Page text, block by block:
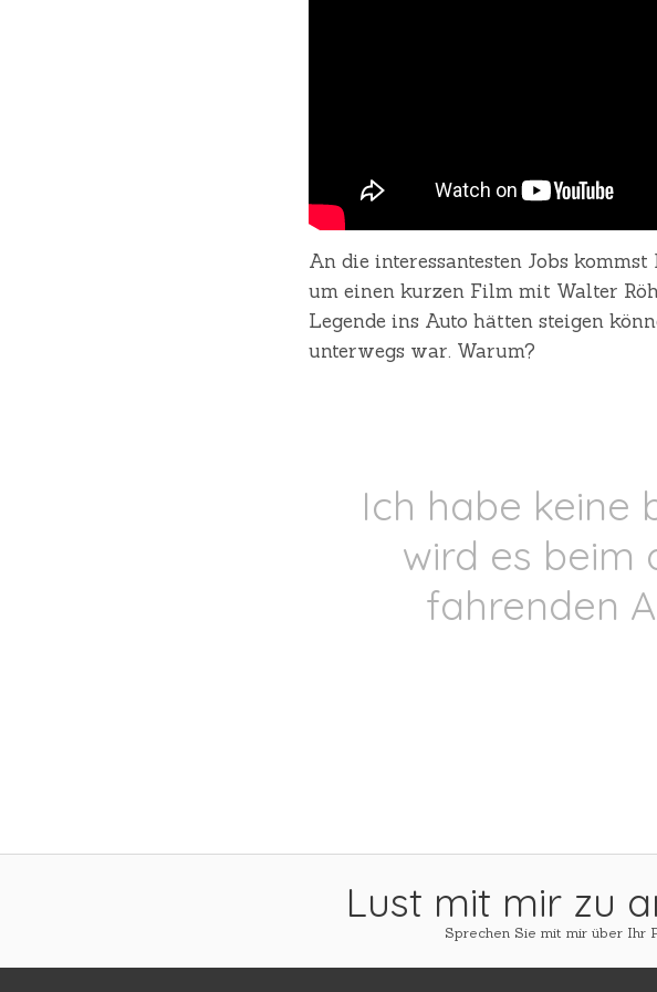
An die interessantesten Jobs
um einen kurzen Film mit Walter
Legende ins Auto hätten steigen
unterwegs war. Warum?
Ich habe keine
wird es beim
fahrenden
Lust mit mir zu
Sprechen Sie mit mir über Ihr